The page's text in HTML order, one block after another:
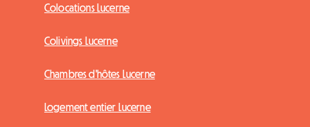
Colocations Lucerne
Colivings Lucerne
Chambres d'hôtes Lucerne
Logement entier Lucerne